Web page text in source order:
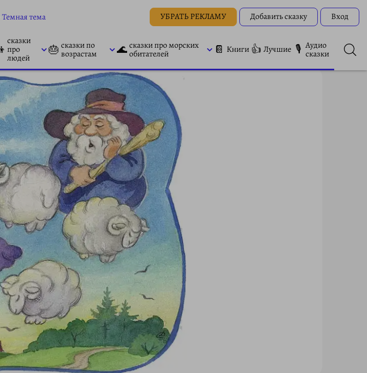
Темная тема УБРАТЬ РЕКЛАМУ Добавить сказку Вход
сказки
про
людей
🎂 сказки по
возрастам 🌊сказки про морских
обитателей 📔 Книги 👍 Лучшие 🎙 Аудио
сказки